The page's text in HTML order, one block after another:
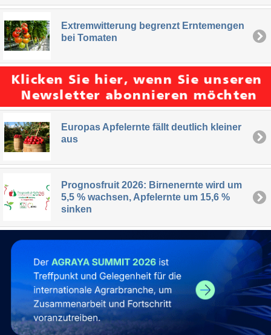
Extremwitterung begrenzt Erntemengen
bei Tomaten
Europas Apfelernte fällt deutlich kleiner
aus
Prognosfruit 2026: Birnenernte wird um
5,5 % wachsen, Apfelernte um 15,6 %
sinken